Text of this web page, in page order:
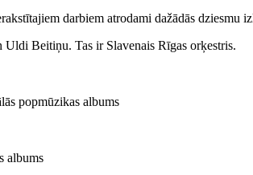
darbiem atrodami dažādās dziesmu
Beitiņu. Tas ir Slavenais Rīgas orķestris.
popmūzikas albums
albums